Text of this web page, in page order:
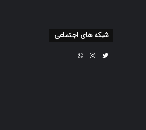
شبکه های اجتماعی